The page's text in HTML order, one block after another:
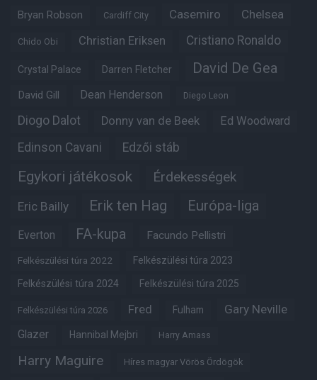
Bryan Robson Cardiff City Casemiro Chelsea
Chido Obi Christian Eriksen Cristiano Ronaldo
Crystal Palace Darren Fletcher David De Gea
David Gill Dean Henderson Diego Leon
Diogo Dalot Donny van de Beek Ed Woodward
Edinson Cavani Edzői stáb
Egykori játékosok Érdekességek
Eric Bailly Erik ten Hag Európa-liga
Everton FA-kupa Facundo Pellistri
Felkészülési túra 2022 Felkészülési túra 2023
Felkészülési túra 2024 Felkészülési túra 2025
Felkészülési túra 2026 Fred Fulham Gary Neville
Glazer Hannibal Mejbri Harry Amass
Harry Maguire Híres magyar Vörös Ördögök